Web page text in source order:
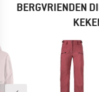
BERGVRIENDEN